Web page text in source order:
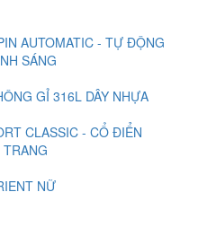
AUTOMATIC - TỰ ĐỘNG
SÁNG
GỈ 316L DÂY NHỰA
CLASSIC - CỔ ĐIỂN
NỮ